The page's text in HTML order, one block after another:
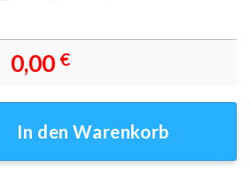
0,00 €
In den Warenkorb